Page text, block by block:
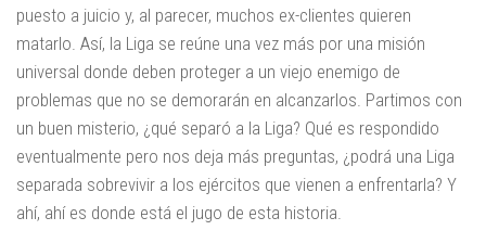
puesto a juicio y, al parecer, muchos ex-clientes quieren
matarlo. Así, la Liga se reúne una vez más por una misión
universal donde deben proteger a un viejo enemigo de
problemas que no se demorarán en alcanzarlos. Partimos con
un buen misterio, ¿qué separó a la Liga? Qué es respondido
eventualmente pero nos deja más preguntas, ¿podrá una Liga
separada sobrevivir a los ejércitos que vienen a enfrentarla? Y
ahí, ahí es donde está el jugo de esta historia.